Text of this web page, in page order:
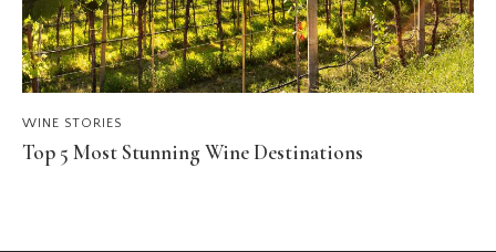
WINE STORIES
Top 5 Most Stunning Wine Destinations